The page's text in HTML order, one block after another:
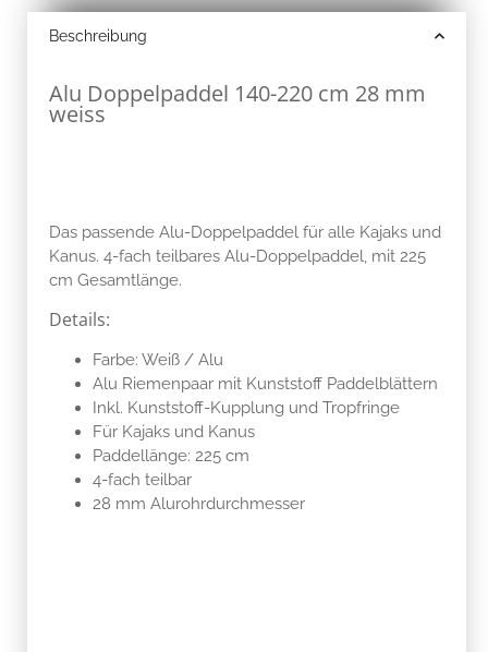
Beschreibung
Alu Doppelpaddel 140-220 cm 28 mm
weiss
Das passende Alu-Doppelpaddel für alle Kajaks und
Kanus. 4-fach teilbares Alu-Doppelpaddel, mit 225
cm Gesamtlänge.
Details:
Farbe: Weiß / Alu
Alu Riemenpaar mit Kunststoff Paddelblättern
Inkl. Kunststoff-Kupplung und Tropfringe
Für Kajaks und Kanus
Paddellänge: 225 cm
4-fach teilbar
28 mm Alurohrdurchmesser